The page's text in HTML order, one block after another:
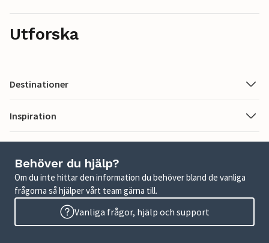
Utforska
Destinationer
Inspiration
Behöver du hjälp?
Om du inte hittar den information du behöver bland de vanliga
frågorna så hjälper vårt team gärna till.
Vanliga frågor, hjälp och support